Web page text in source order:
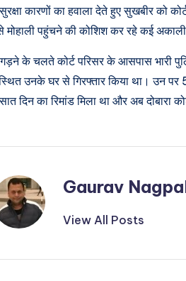
कारणों का हवाला देते हुए सुखबीर को
मोहाली पहुंचने की कोशिश कर रहे कई
के चलते कोर्ट परिसर के आसपास भारी
उनके घर से गिरफ्तार किया था। उन
दिन का रिमांड मिला था और अब दोबारा
Gaurav
View All Posts